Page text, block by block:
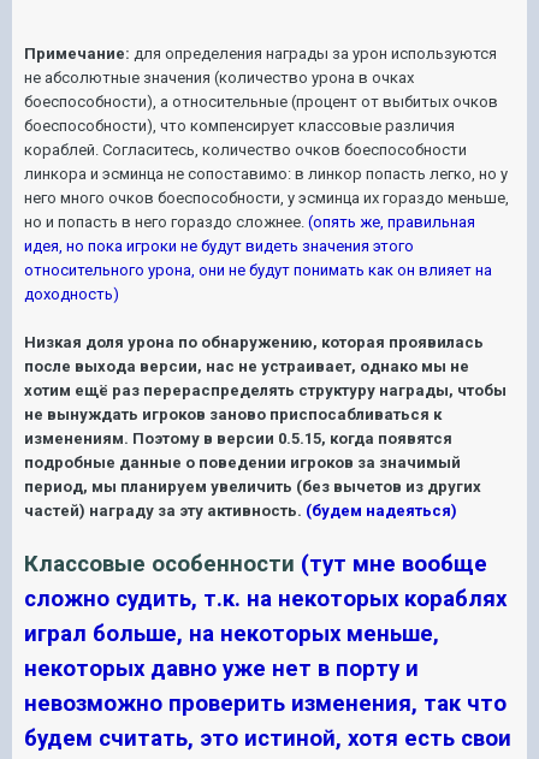
Примечание: для определения награды за урон используются
не абсолютные значения (количество урона в очках
боеспособности), а относительные (процент от выбитых очков
боеспособности), что компенсирует классовые различия
кораблей. Согласитесь, количество очков боеспособности
линкора и эсминца не сопоставимо: в линкор попасть легко, но у
него много очков боеспособности, у эсминца их гораздо меньше,
но и попасть в него гораздо сложнее. (опять же, правильная
идея, но пока игроки не будут видеть значения этого
относительного урона, они не будут понимать как он влияет на
доходность)
Низкая доля урона по обнаружению, которая проявилась
после выхода версии, нас не устраивает, однако мы не
хотим ещё раз перераспределять структуру награды, чтобы
не вынуждать игроков заново приспосабливаться к
изменениям. Поэтому в версии 0.5.15, когда появятся
подробные данные о поведении игроков за значимый
период, мы планируем увеличить (без вычетов из других
частей) награду за эту активность. (будем надеяться)
Классовые особенности (тут мне вообще
сложно судить, т.к. на некоторых кораблях
играл больше, на некоторых меньше,
некоторых давно уже нет в порту и
невозможно проверить изменения, так что
будем считать, это истиной, хотя есть свои